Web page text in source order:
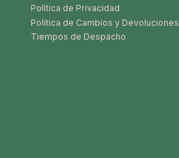
Política de Privacidad
Política de Cambios y Devoluciones
Tiempos de Despacho